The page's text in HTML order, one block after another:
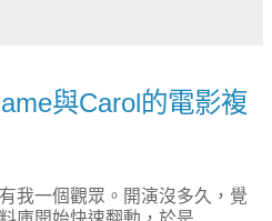
與Carol的電影複
我一個觀眾。開演沒多久，覺